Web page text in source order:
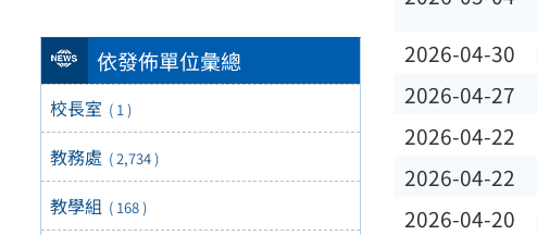
依發佈單位彙總
校長室 ( 1 )
教務處 ( 2,734 )
教學組 ( 168 )
2026-04-30
2026-04-27
2026-04-22
2026-04-22
2026-04-20